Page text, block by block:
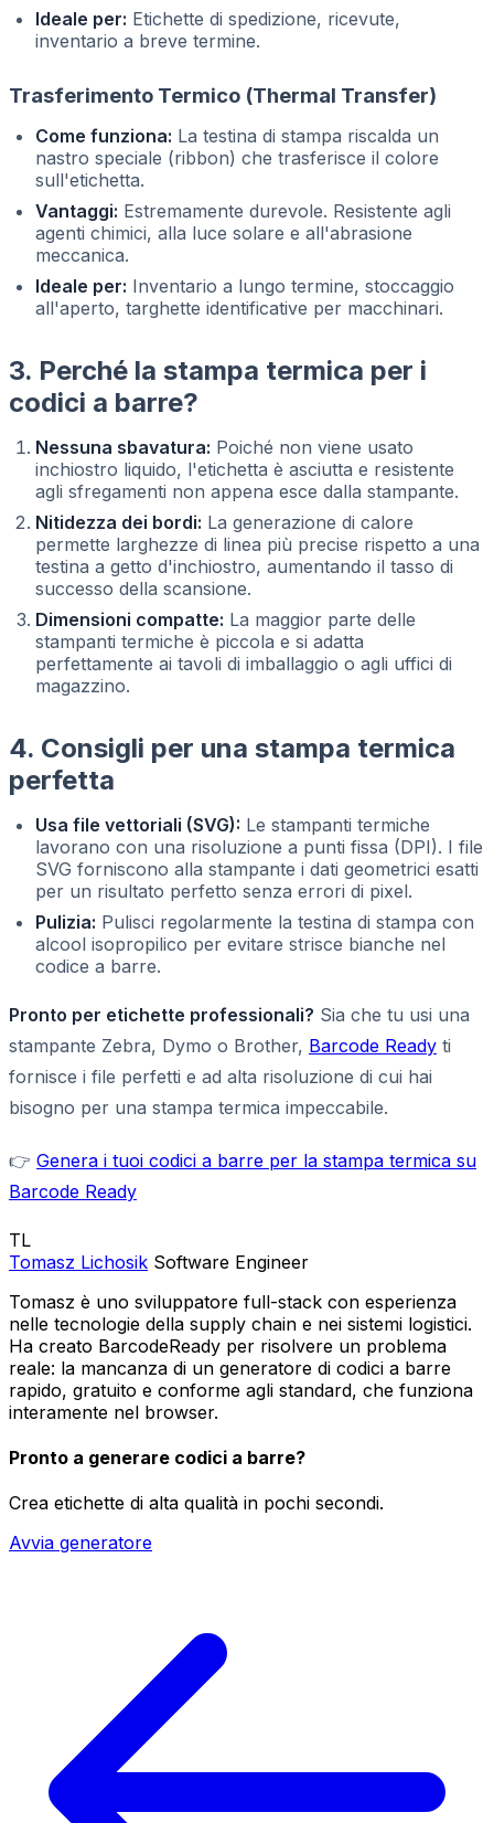
Ideale per: Etichette di spedizione, ricevute,
inventario a breve termine.
Trasferimento Termico (Thermal Transfer)
Come funziona: La testina di stampa riscalda un
nastro speciale (ribbon) che trasferisce il colore
sull'etichetta.
Vantaggi: Estremamente durevole. Resistente agli
agenti chimici, alla luce solare e all'abrasione
meccanica.
Ideale per: Inventario a lungo termine, stoccaggio
all'aperto, targhette identificative per macchinari.
3. Perché la stampa termica per i
codici a barre?
Nessuna sbavatura: Poiché non viene usato
inchiostro liquido, l'etichetta è asciutta e resistente
agli sfregamenti non appena esce dalla stampante.
Nitidezza dei bordi: La generazione di calore
permette larghezze di linea più precise rispetto a una
testina a getto d'inchiostro, aumentando il tasso di
successo della scansione.
Dimensioni compatte: La maggior parte delle
stampanti termiche è piccola e si adatta
perfettamente ai tavoli di imballaggio o agli uffici di
magazzino.
4. Consigli per una stampa termica
perfetta
Usa file vettoriali (SVG): Le stampanti termiche
lavorano con una risoluzione a punti fissa (DPI). I file
SVG forniscono alla stampante i dati geometrici esatti
per un risultato perfetto senza errori di pixel.
Pulizia: Pulisci regolarmente la testina di stampa con
alcool isopropilico per evitare strisce bianche nel
codice a barre.
Pronto per etichette professionali? Sia che tu usi una
stampante Zebra, Dymo o Brother, Barcode Ready ti
fornisce i file perfetti e ad alta risoluzione di cui hai
bisogno per una stampa termica impeccabile.
👉 Genera i tuoi codici a barre per la stampa termica su
Barcode Ready
TL
Tomasz Lichosik Software Engineer
Tomasz è uno sviluppatore full-stack con esperienza
nelle tecnologie della supply chain e nei sistemi logistici.
Ha creato BarcodeReady per risolvere un problema
reale: la mancanza di un generatore di codici a barre
rapido, gratuito e conforme agli standard, che funziona
interamente nel browser.
Pronto a generare codici a barre?
Crea etichette di alta qualità in pochi secondi.
Avvia generatore